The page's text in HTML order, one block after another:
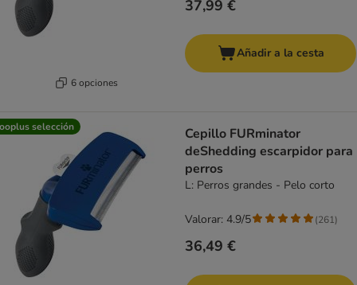
6 opciones
37,99 €
Añadir a la cesta
selección
Cepillo FURminator
deShedding escarpidor para
perros
L: Perros grandes - Pelo corto
36,49 €
Valorar: 4.9/5 (261)